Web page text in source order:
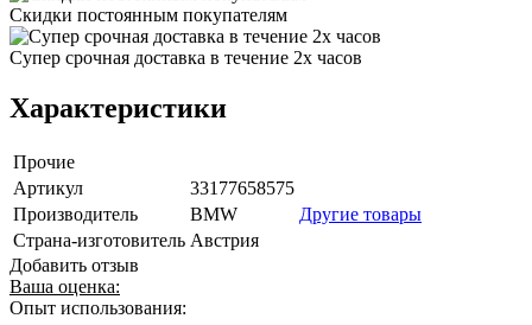
Скидки постоянным покупателям
Супер срочная доставка в течение 2х часов
Характеристики
Прочие
Артикул
33177658575
Производитель
BMW
Другие товары
Страна-изготовитель Австрия
Добавить отзыв
Ваша оценка:
Опыт использования: